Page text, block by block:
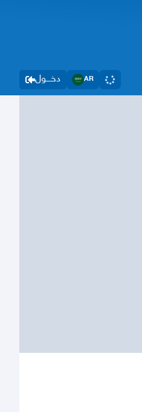
دخــــول AR